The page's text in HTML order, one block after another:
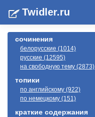
Twidler.ru
сочинения
белорусские (1014)
русские (12595)
на свободную тему (2873)
топики
по английскому (922)
по немецкому (151)
краткие содержания